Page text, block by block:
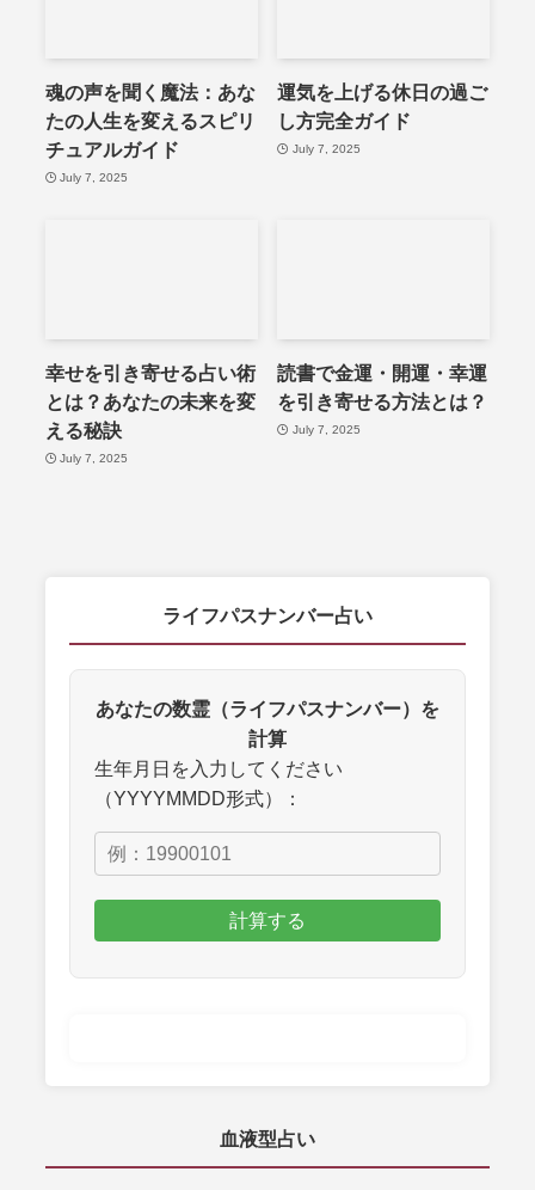
魂の声を聞く魔法：あな
たの人生を変えるスピリ
チュアルガイド
July 7, 2025
運気を上げる休日の過ご
し方完全ガイド
July 7, 2025
幸せを引き寄せる占い術
とは？あなたの未来を変
える秘訣
July 7, 2025
読書で金運・開運・幸運
を引き寄せる方法とは？
July 7, 2025
ライフパスナンバー占い
あなたの数霊（ライフパスナンバー）を
計算
生年月日を入力してください
（YYYYMMDD形式）：
計算する
血液型占い